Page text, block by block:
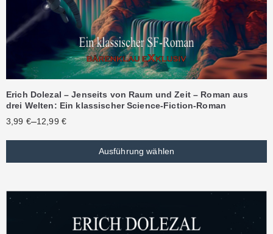
Erich Dolezal – Jenseits von Raum und Zeit – Roman aus
drei Welten: Ein klassischer Science-Fiction-Roman
3,99 €–12,99 €
Ausführung wählen